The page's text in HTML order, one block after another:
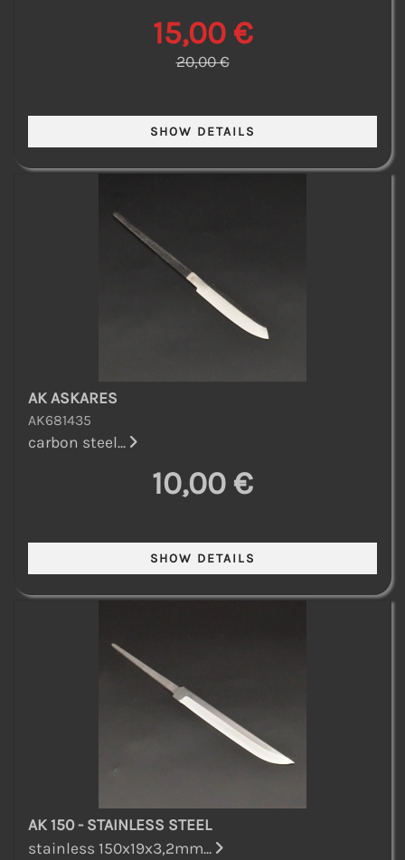
15,00 €
20,00 €
AK ASKARES
AK681435
carbon steel...
10,00 €
AK 150 - STAINLESS STEEL
stainless 150x19x3,2mm...